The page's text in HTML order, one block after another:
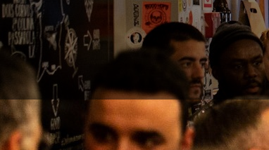
Soma - Wicked
12,00 € 9,60 €
 ADICIONAR
Mostrando 1-5 de um total de 5 artigo(s)